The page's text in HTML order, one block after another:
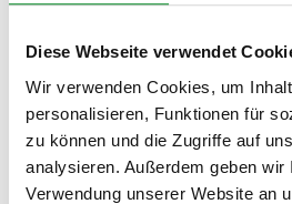
Diese Webseite verwendet
Wir verwenden Cookies, um
personalisieren, Funktionen für
zu können und die Zugriffe auf
analysieren. Außerdem geben
Verwendung unserer Website an
TDI quattro
AUDI A6 Avant (4F5) 2.8
FSI
AUDI A6 Avant (4F5) 2.8
FSI quattro